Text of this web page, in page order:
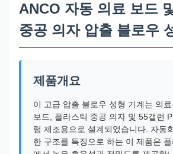
ANCO 자동 의료 보드
중공 의자 압출 블로우
제품개요
이 고급 압출 블로우 성형 기계는 의
보드, 플라스틱 중공 의자 및 55갤런
럼 제조용으로 설계되었습니다. 자동
한 구조를 특징으로 하는 이 제품은